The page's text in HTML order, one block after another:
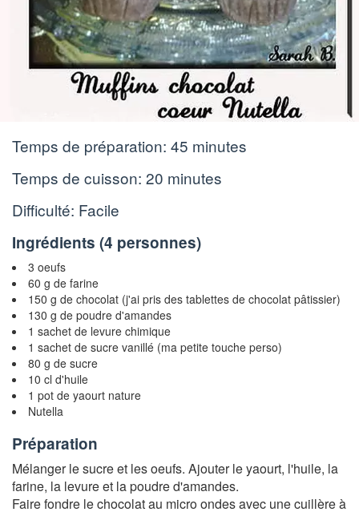
Temps de préparation: 45 minutes
Temps de cuisson: 20 minutes
Difficulté: Facile
Ingrédients (4 personnes)
3 oeufs
60 g de farine
150 g de chocolat (j'ai pris des tablettes de chocolat pâtissier)
130 g de poudre d'amandes
1 sachet de levure chimique
1 sachet de sucre vanillé (ma petite touche perso)
80 g de sucre
10 cl d'huile
1 pot de yaourt nature
Nutella
Préparation
Mélanger le sucre et les oeufs. Ajouter le yaourt, l'huile, la
farine, la levure et la poudre d'amandes.
Faire fondre le chocolat au micro ondes avec une cuillère à